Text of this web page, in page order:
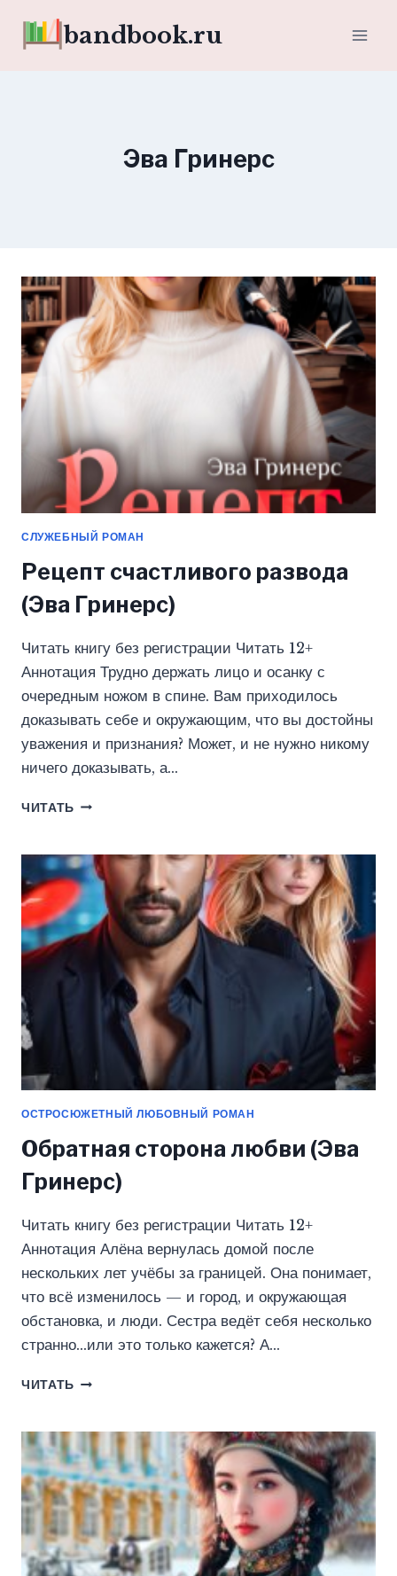
bandbook.ru
Эва Гринерс
СЛУЖЕБНЫЙ РОМАН
Рецепт счастливого развода
(Эва Гринерс)
Читать книгу без регистрации Читать 12+
Аннотация Трудно держать лицо и осанку с
очередным ножом в спине. Вам приходилось
доказывать себе и окружающим, что вы достойны
уважения и признания? Может, и не нужно никому
ничего доказывать, а…
ЧИТАТЬ РЕЦЕПТ
(ЭВА
ГРИНЕРС)
ОСТРОСЮЖЕТНЫЙ ЛЮБОВНЫЙ РОМАН
Обратная сторона любви (Эва
Гринерс)
Читать книгу без регистрации Читать 12+
Аннотация Алёна вернулась домой после
нескольких лет учёбы за границей. Она понимает,
что всё изменилось — и город, и окружающая
обстановка, и люди. Сестра ведёт себя несколько
странно…или это только кажется? А…
ЧИТАТЬ ОБРАТНАЯ
(ЭВА
ГРИНЕРС)